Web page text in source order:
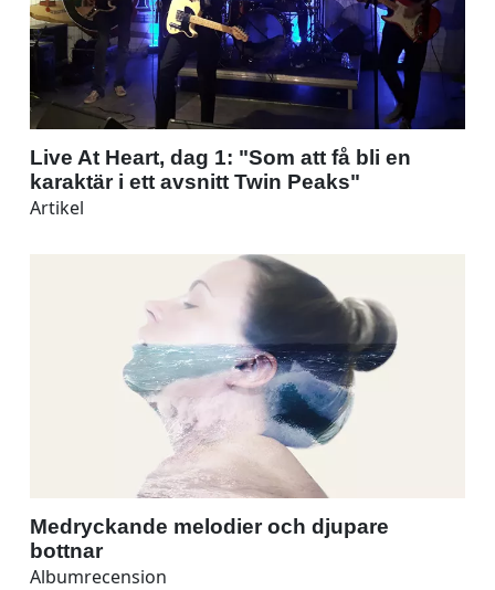
Live At Heart, dag 1: "Som att få bli en
karaktär i ett avsnitt Twin Peaks"
Artikel
Medryckande melodier och djupare
bottnar
Albumrecension